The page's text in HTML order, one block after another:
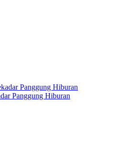
Panggung Hiburan